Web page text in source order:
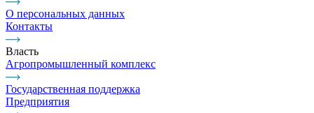
О персональных данных
Контакты
Власть
Агропромышленный комплекс
Государственная поддержка
Предприятия